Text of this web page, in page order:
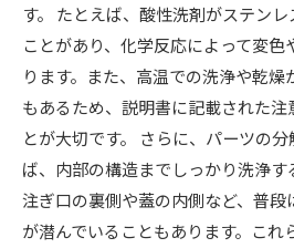
す。 たとえば、酸性洗剤がステン
ことがあり、化学反応によって変
ります。また、高温での洗浄や乾
もあるため、説明書に記載された
とが大切です。 さらに、パーツの
ば、内部の構造までしっかり洗浄す
注ぎ口の裏側や蓋の内側など、普
が潜んでいることもあります。これ